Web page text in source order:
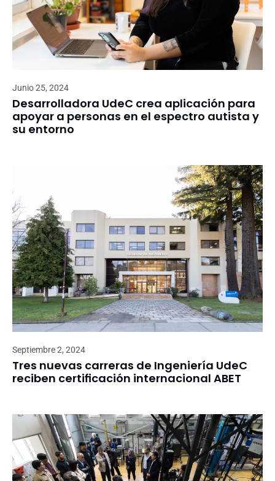
Junio 25, 2024
Desarrolladora UdeC crea aplicación para
apoyar a personas en el espectro autista y
su entorno
Septiembre 2, 2024
Tres nuevas carreras de Ingeniería UdeC
reciben certificación internacional ABET